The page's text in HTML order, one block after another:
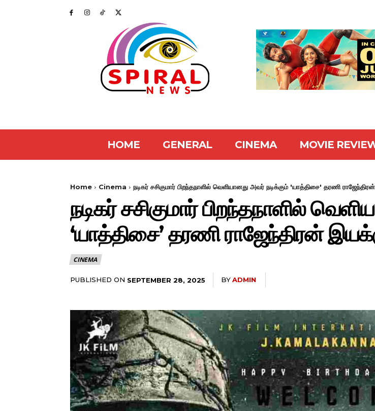
HOME GENERAL CINEMA MOVIE
Home Cinema நடிகர் சசிகுமார் பிறந்தநாளில் வெளியானது அவர் நடிக்கும் 'யாத்திசை' தரணி
நடிகர் சசிகுமார் பிறந்தநாளில்
‘யாத்திசை’ தரணி ராஜேந்திரன்
CINEMA
PUBLISHED ON SEPTEMBER 28, 2025 BYADMIN